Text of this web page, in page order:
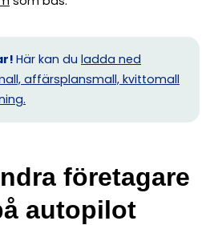
Här kan du ladda ned
affärsplansmall, kvittomall
företagare
autopilot